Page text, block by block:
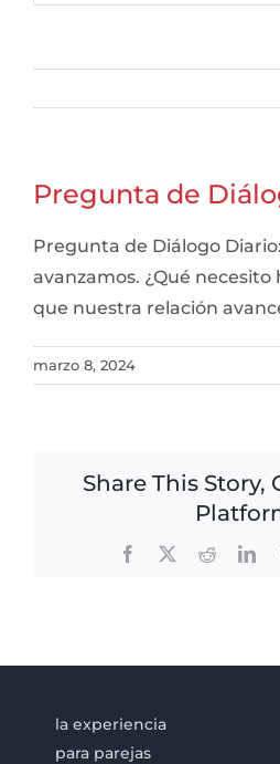
Pregunta de
Pregunta de Diálogo
avanzamos. ¿Qué
que nuestra relación
marzo 8, 2024
Share This Story,
Facebook Reddit
la experiencia
para parejas